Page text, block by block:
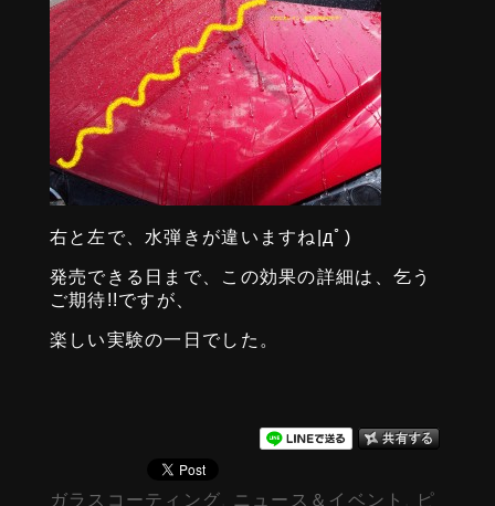
右と左で、水弾きが違いますね|дﾟ)
発売できる日まで、この効果の詳細は、乞う
ご期待!!ですが、
楽しい実験の一日でした。
ガラスコーティング ニュース＆イベント
ピ